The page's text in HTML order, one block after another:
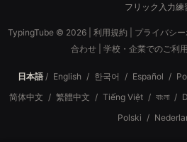
フリック入力練
TypingTube © 2026 | 利用規約 プライバシ
合わせ
学校・企業でのご利用
日本語 / English / 한국어 / Español /
简体中文 / 繁體中文 / Tiếng Việt / বাংলা /
Polski /